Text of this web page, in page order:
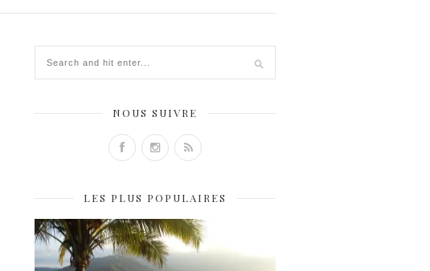
NOUS SUIVRE
LES PLUS POPULAIRES